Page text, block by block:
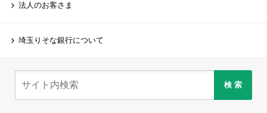
法人のお客さま
埼玉りそな銀行について
検 索